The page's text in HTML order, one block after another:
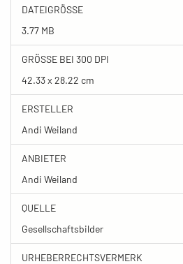
DATEIGRÖSSE
3.77 MB
GRÖSSE BEI 300 DPI
42.33 x 28.22 cm
ERSTELLER
Andi Weiland
ANBIETER
Andi Weiland
QUELLE
Gesellschaftsbilder
URHEBERRECHTSVERMERK